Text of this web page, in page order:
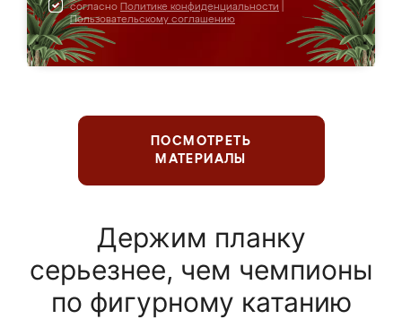
согласно Политике конфиденциальности
Пользовательскому соглашению
ПОСМОТРЕТЬ
МАТЕРИАЛЫ
Держим планку
серьезнее, чем чемпионы
по фигурному катанию